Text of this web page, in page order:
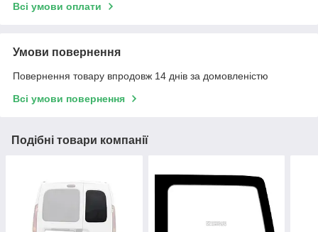
Всі умови оплати
Умови повернення
Повернення товару впродовж 14 днів за домовленістю
Всі умови повернення
Подібні товари компанії